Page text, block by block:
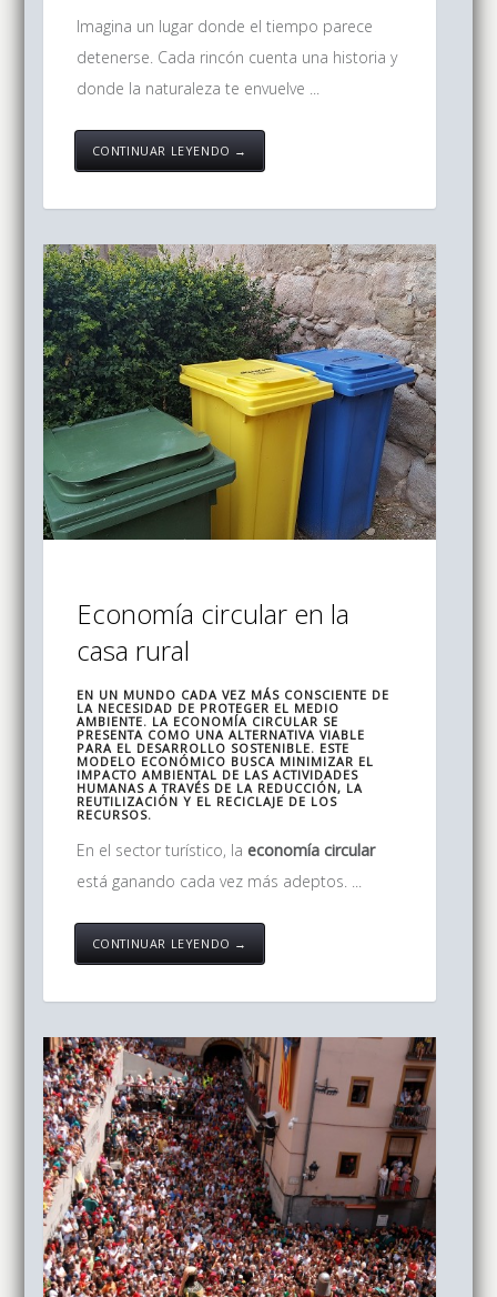
Imagina un lugar donde el tiempo parece
detenerse. Cada rincón cuenta una historia y
donde la naturaleza te envuelve ...
CONTINUAR LEYENDO →
Economía circular en la
casa rural
EN UN MUNDO CADA VEZ MÁS CONSCIENTE DE
LA NECESIDAD DE PROTEGER EL MEDIO
AMBIENTE. LA ECONOMÍA CIRCULAR SE
PRESENTA COMO UNA ALTERNATIVA VIABLE
PARA EL DESARROLLO SOSTENIBLE. ESTE
MODELO ECONÓMICO BUSCA MINIMIZAR EL
IMPACTO AMBIENTAL DE LAS ACTIVIDADES
HUMANAS A TRAVÉS DE LA REDUCCIÓN, LA
REUTILIZACIÓN Y EL RECICLAJE DE LOS
RECURSOS.
En el sector turístico, la economía circular
está ganando cada vez más adeptos. ...
CONTINUAR LEYENDO →